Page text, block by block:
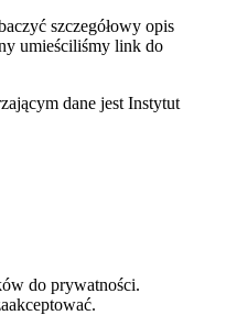
szczegółowy opis
umieściliśmy link do
dane jest Instytut
do prywatności.